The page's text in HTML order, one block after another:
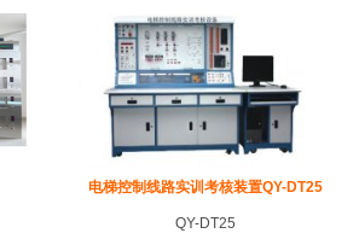
电梯控制线路实训考核装置QY-DT25
QY-DT25